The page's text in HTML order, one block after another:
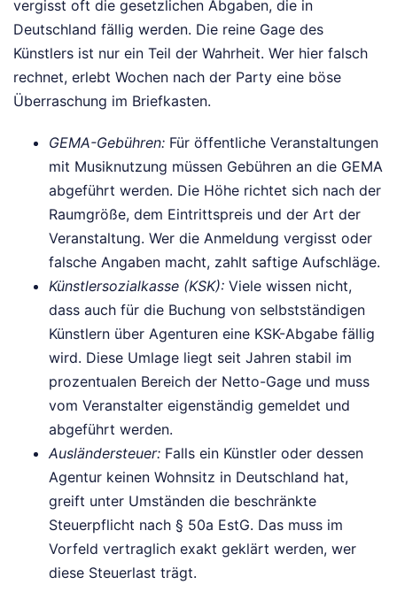
vergisst oft die gesetzlichen Abgaben, die in
Deutschland fällig werden. Die reine Gage des
Künstlers ist nur ein Teil der Wahrheit. Wer hier falsch
rechnet, erlebt Wochen nach der Party eine böse
Überraschung im Briefkasten.
GEMA-Gebühren: Für öffentliche Veranstaltungen
mit Musiknutzung müssen Gebühren an die GEMA
abgeführt werden. Die Höhe richtet sich nach der
Raumgröße, dem Eintrittspreis und der Art der
Veranstaltung. Wer die Anmeldung vergisst oder
falsche Angaben macht, zahlt saftige Aufschläge.
Künstlersozialkasse (KSK): Viele wissen nicht,
dass auch für die Buchung von selbstständigen
Künstlern über Agenturen eine KSK-Abgabe fällig
wird. Diese Umlage liegt seit Jahren stabil im
prozentualen Bereich der Netto-Gage und muss
vom Veranstalter eigenständig gemeldet und
abgeführt werden.
Ausländersteuer: Falls ein Künstler oder dessen
Agentur keinen Wohnsitz in Deutschland hat,
greift unter Umständen die beschränkte
Steuerpflicht nach § 50a EstG. Das muss im
Vorfeld vertraglich exakt geklärt werden, wer
diese Steuerlast trägt.